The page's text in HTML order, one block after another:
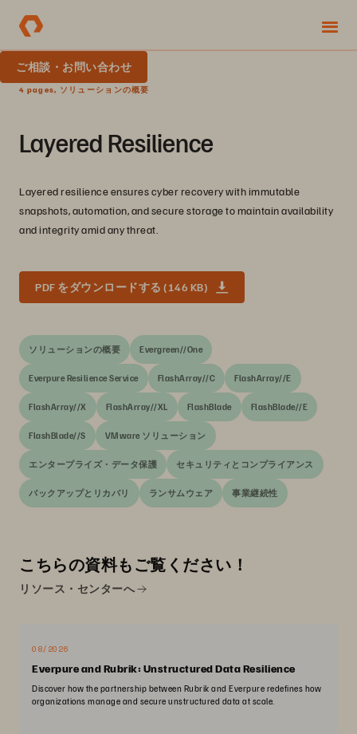
ご相談・お問い合わせ
4 pages, ソリューションの概要
Layered Resilience
Layered resilience ensures cyber recovery with immutable
snapshots, automation, and secure storage to maintain availability
and integrity amid any threat.
PDF をダウンロードする (146 KB)
ソリューションの概要 Evergreen//One
Everpure Resilience Service FlashArray//C FlashArray//E
FlashArray//X FlashArray//XL FlashBlade FlashBlade//E
FlashBlade//S VMware ソリューション
エンタープライズ・データ保護 セキュリティとコンプライアンス
バックアップとリカバリ ランサムウェア 事業継続性
こちらの資料もご覧ください！
リソース・センターへ
08/2026
Everpure and Rubrik: Unstructured Data Resilience
Discover how the partnership between Rubrik and Everpure redefines how
organizations manage and secure unstructured data at scale.